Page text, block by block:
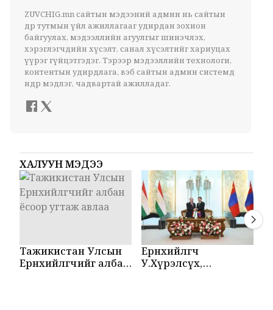
ZUVCHIG.mn сайтын мэдээний админ нь сайтын
өдөр тутмын үйл ажиллагааг удирдан зохион
байгуулах, мэдээллийн агуулгыг шинэчлэх,
хэрэглэгчдийн хүсэлт, санал хүсэлтийг хариуцах
үүрэг гүйцэтгэдэг. Тэрээр мэдээллийн технологи,
контентын удирдлага, вэб сайтын админ системд
өндөр мэдлэг, чадвартай ажилладаг.
ХАЛУУН МЭДЭЭ
Тажикистан Улсын
Ерөнхийлөгчийг албан
Ерөнхийлөгч
У.Хүрэлсүх,